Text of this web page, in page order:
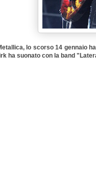
, lo scorso 14 gennaio
ha suonato con la band "